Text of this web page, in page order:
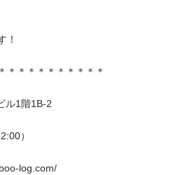
！
＊＊＊＊＊＊＊＊＊＊
ル1階1B-2
）
log.com/